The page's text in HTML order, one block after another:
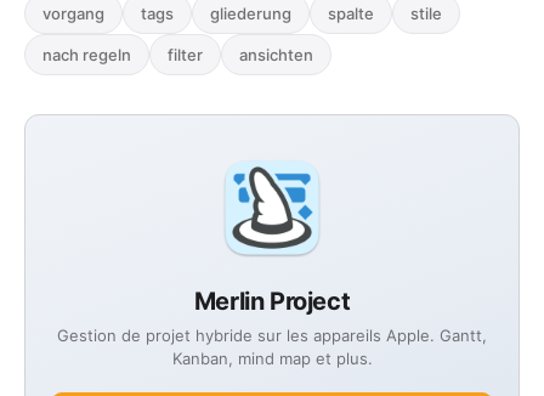
Merlin Project
Gestion de projet hybride sur les appareils Apple. Gantt,
Kanban, mind map et plus.
vorgang tags gliederung spalte stile
nach regeln filter ansichten